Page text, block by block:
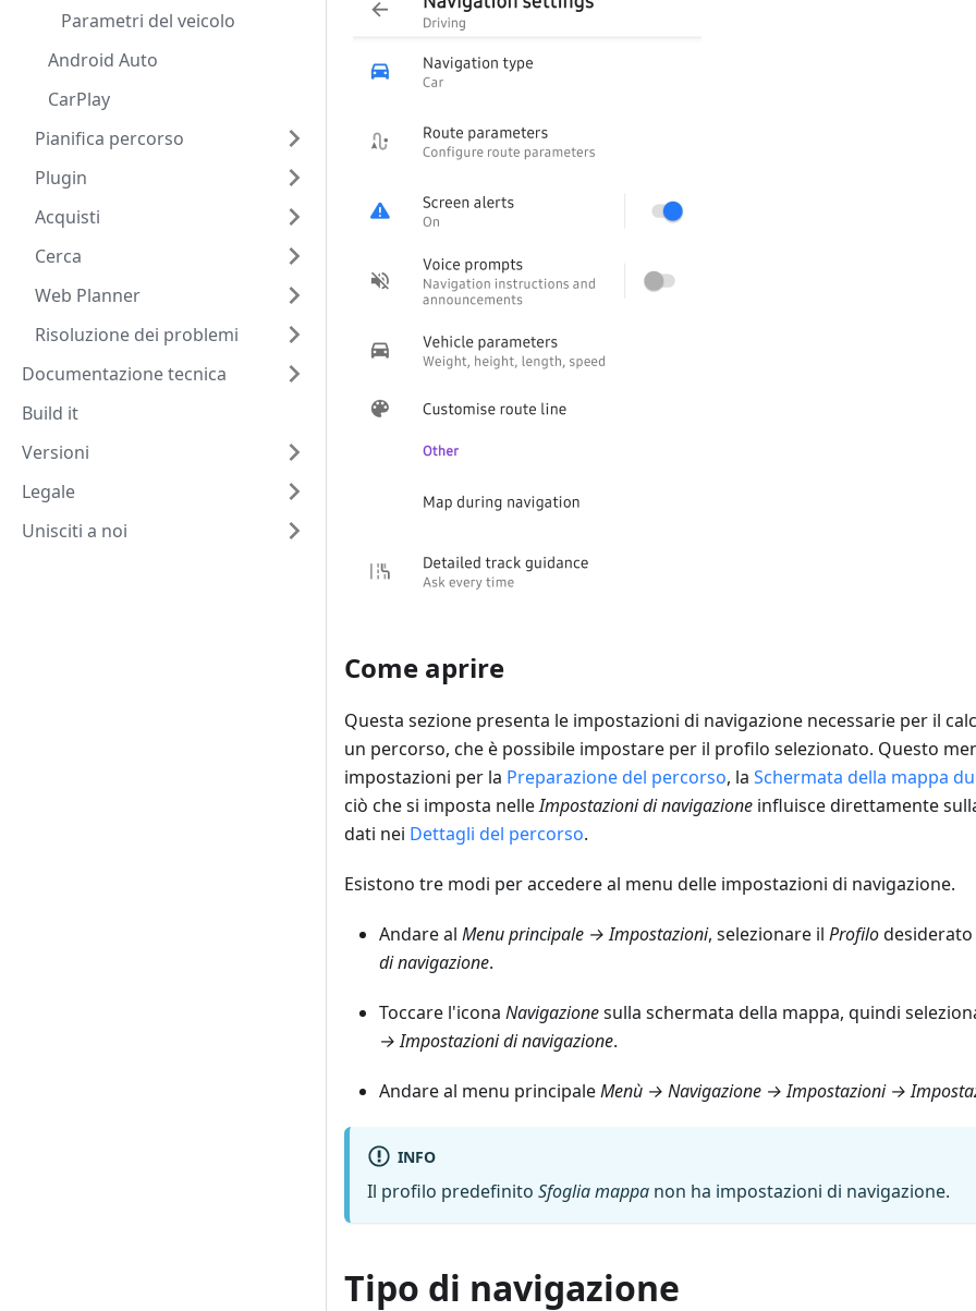
Parametri del veicolo
Android Auto
CarPlay
Pianifica percorso
Plugin
Acquisti
Cerca
Web Planner
Risoluzione dei problemi
Documentazione tecnica
Build it
Versioni
Legale
Unisciti a noi
Come aprire
Questa sezione presenta le impostazioni di navigazione necessarie per il
un percorso, che è possibile impostare per il profilo selezionato. Questo
impostazioni per la Preparazione del percorso, la Schermata della mappa
ciò che si imposta nelleImpostazioni di navigazione influisce direttamente
dati nei Dettagli del percorso.
Esistono tre modi per accedere al menu delle impostazioni di navigazione.
Andare al Menu principale → Impostazioni, selezionare il Profilo
di navigazione.
Toccare l'icona Navigazionesulla schermata della mappa, quindi
→ Impostazioni di navigazione.
Andare al menu principaleMenù → Navigazione → Impostazioni →
INFO
Il profilo predefinito Sfoglia mappa non ha impostazioni di navigazione.
Tipo di navigazione